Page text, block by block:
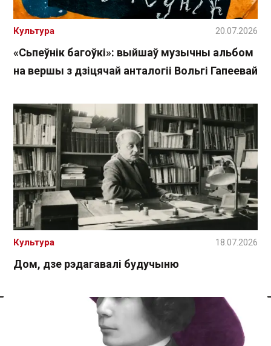
Спасылка без VPN
«Сьпеўнік багоўкі»: выйшаў музычны альбом
на вершы з дзіцячай анталогіі Вольгі Гапеевай
Культура 20.07.2026
Дом, дзе рэдагавалі будучыню
Культура 18.07.2026